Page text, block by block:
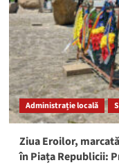
Administrație locală
Ziua Eroilor,
în Piața Republicii: